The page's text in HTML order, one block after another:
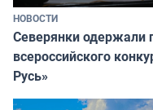
НОВОСТИ
Северянки одержали
всероссийского
Русь»